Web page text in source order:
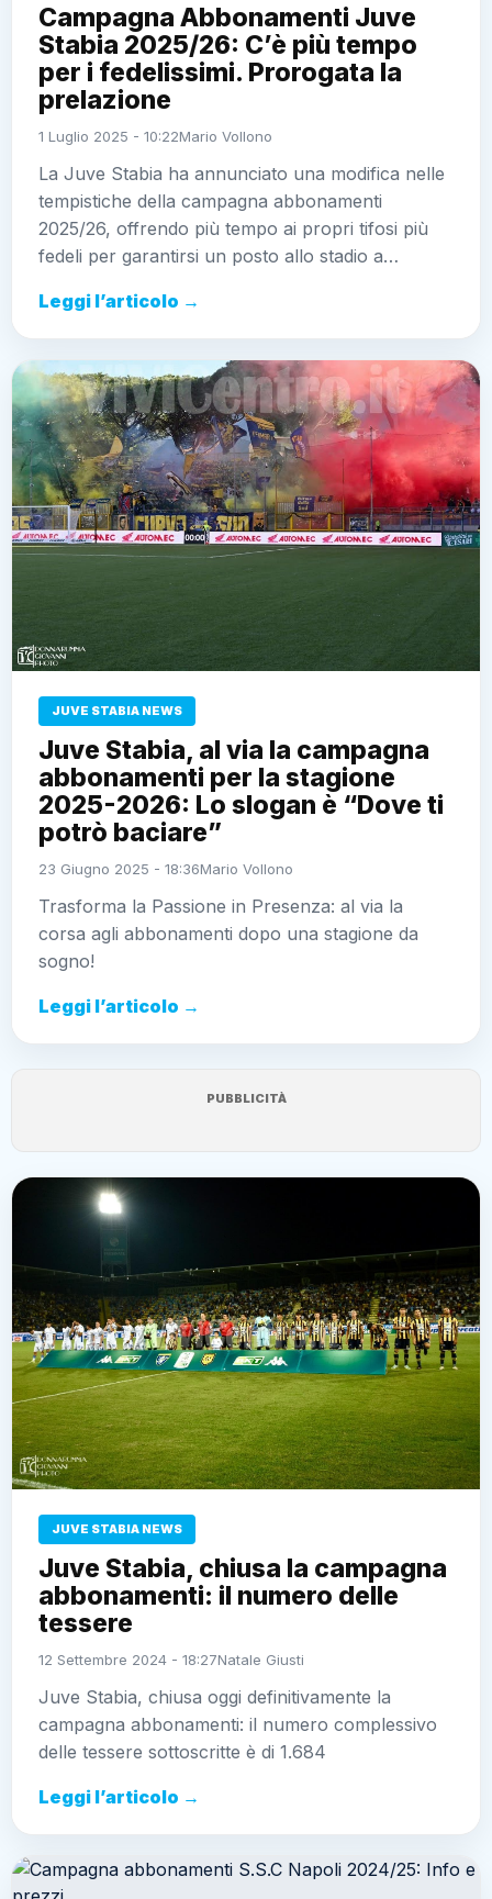
Campagna Abbonamenti Juve
Stabia 2025/26: C’è più tempo
per i fedelissimi. Prorogata la
prelazione
1 Luglio 2025 - 10:22Mario Vollono
La Juve Stabia ha annunciato una modifica nelle
tempistiche della campagna abbonamenti
2025/26, offrendo più tempo ai propri tifosi più
fedeli per garantirsi un posto allo stadio a…
Leggi l’articolo →
JUVE STABIA NEWS
Juve Stabia, al via la campagna
abbonamenti per la stagione
2025-2026: Lo slogan è “Dove ti
potrò baciare”
23 Giugno 2025 - 18:36Mario Vollono
Trasforma la Passione in Presenza: al via la
corsa agli abbonamenti dopo una stagione da
sogno!
Leggi l’articolo →
PUBBLICITÀ
JUVE STABIA NEWS
Juve Stabia, chiusa la campagna
abbonamenti: il numero delle
tessere
12 Settembre 2024 - 18:27Natale Giusti
Juve Stabia, chiusa oggi definitivamente la
campagna abbonamenti: il numero complessivo
delle tessere sottoscritte è di 1.684
Leggi l’articolo →